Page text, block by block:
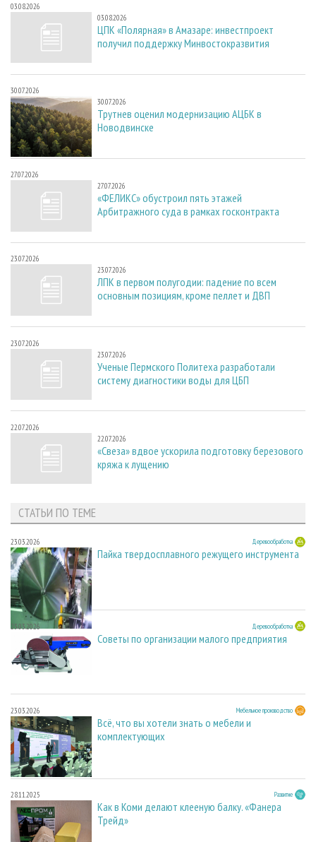
03.08.2026
03.08.2026
ЦПК «Полярная» в Амазаре: инвестпроект
получил поддержку Минвостокразвития
30.07.2026
30.07.2026
Трутнев оценил модернизацию АЦБК в
Новодвинске
27.07.2026
27.07.2026
«ФЕЛИКС» обустроил пять этажей
Арбитражного суда в рамках госконтракта
23.07.2026
23.07.2026
ЛПК в первом полугодии: падение по всем
основным позициям, кроме пеллет и ДВП
23.07.2026
23.07.2026
Ученые Пермского Политеха разработали
систему диагностики воды для ЦБП
22.07.2026
22.07.2026
«Свеза» вдвое ускорила подготовку березового
кряжа к лущению
СТАТЬИ ПО ТЕМЕ
23.03.2026 Деревообработка
Пайка твердосплавного режущего инструмента
23.03.2026 Деревообработка
Советы по организации малого предприятия
23.03.2026 Мебельное производство
Всё, что вы хотели знать о мебели и
комплектующих
28.11.2025 Развитие
Как в Коми делают клееную балку. «Фанера
Трейд»